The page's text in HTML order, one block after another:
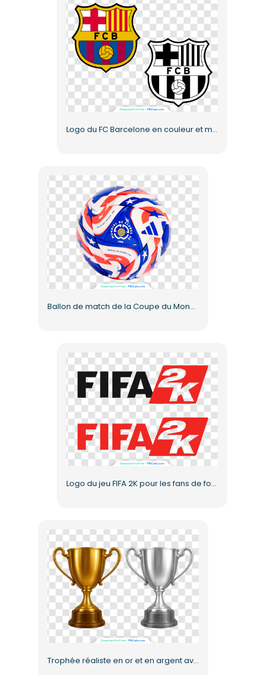
Logo du FC Barcelone en couleur et monochrome (PNG gratuit)
Ballon de match de la Coupe du Monde des Clubs de la FIFA 2025 (en PNG) gratuit
Logo du jeu FIFA 2K pour les fans de football (PNG gratuit)
Trophée réaliste en or et en argent avec reflets brillants (PNG gratuit)